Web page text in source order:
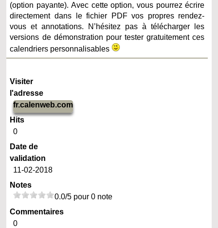
(option payante). Avec cette option, vous pourrez écrire
directement dans le fichier PDF vos propres rendez-
vous et annotations. N’hésitez pas à télécharger les
versions de démonstration pour tester gratuitement ces
calendriers personnalisables
Visiter
l'adresse
fr.calenweb.com
Hits
0
Date de
validation
11-02-2018
Notes
0.0/5 pour 0 note
Commentaires
0